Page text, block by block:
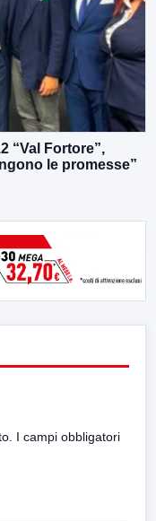
“Val Fortore”,
le promesse”
I campi obbligatori